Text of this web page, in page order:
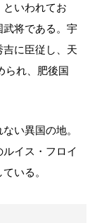
いわれてお
武将である。宇
に臣従し、天
られ、肥後国
い異国の地。
イス・フロイ
いる。